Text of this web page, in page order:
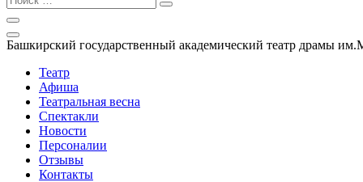
Башкирский государственный академический театр драмы
Театр
Афиша
Театральная весна
Спектакли
Новости
Персоналии
Отзывы
Контакты